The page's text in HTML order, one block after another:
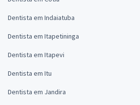
Dentista em Indaiatuba
Dentista em Itapetininga
Dentista em Itapevi
Dentista em Itu
Dentista em Jandira